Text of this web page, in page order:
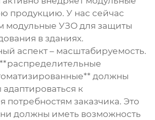
продукцию. У нас сейчас
модульные УЗО для защиты
в зданиях.
аспект – масштабируемость.
должны
к
заказчика. Это
должны иметь возможность